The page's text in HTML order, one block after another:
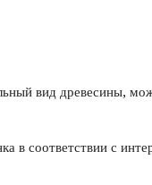
вид древесины,
в соответствии с